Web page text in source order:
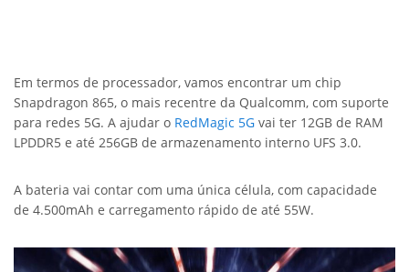
Em termos de processador, vamos encontrar um chip
Snapdragon 865, o mais recentre da Qualcomm, com suporte
para redes 5G. A ajudar o RedMagic 5G vai ter 12GB de RAM
LPDDR5 e até 256GB de armazenamento interno UFS 3.0.
A bateria vai contar com uma única célula, com capacidade
de 4.500mAh e carregamento rápido de até 55W.